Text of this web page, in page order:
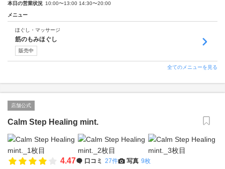
本日の営業状況 10:00〜13:00 14:30〜20:00
メニュー
ほぐし・マッサージ
筋のもみほぐし
販売中
全てのメニューを見る
店舗公式
Calm Step Healing mint.
4.47 口コミ 27件 写真 9枚